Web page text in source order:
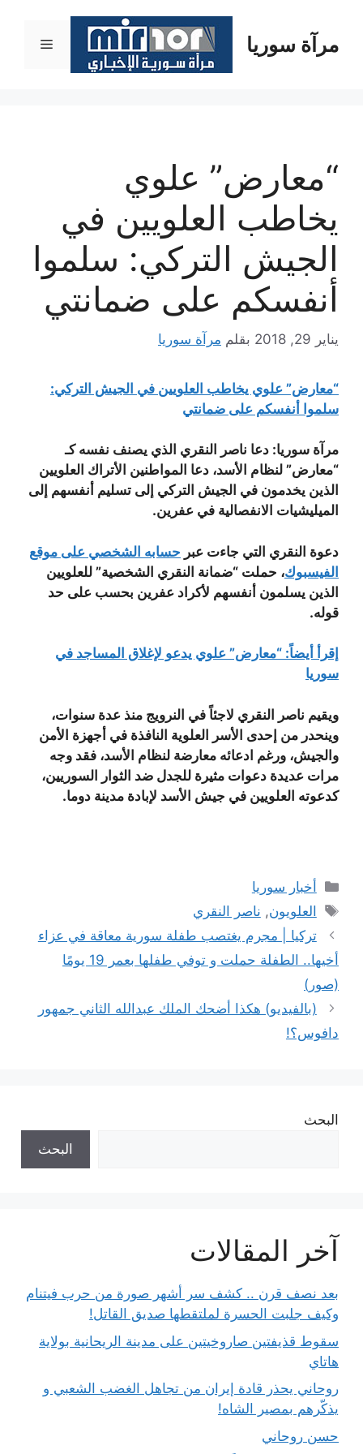
المحتوىمرآة سوريا القائمة
“معارض” علوي
يخاطب العلويين في
الجيش التركي: سلموا
أنفسكم على ضمانتي
يناير 29, 2018 بقلم مرآة سوريا
“معارض” علوي يخاطب العلويين في الجيش التركي:
سلموا أنفسكم على ضمانتي
مرآة سوريا: دعا ناصر النقري الذي يصنف نفسه كـ
“معارض” لنظام الأسد، دعا المواطنين الأتراك العلويين
الذين يخدمون في الجيش التركي إلى تسليم أنفسهم إلى
الميليشيات الانفصالية في عفرين.
دعوة النقري التي جاءت عبر حسابه الشخصي على موقع
الفيسبوك، حملت “ضمانة النقري الشخصية” للعلويين
الذين يسلمون أنفسهم لأكراد عفرين بحسب على حد
قوله.
إقرأ أيضاً: “معارض” علوي يدعو لإغلاق المساجد في
سوريا
ويقيم ناصر النقري لاجئاً في النرويج منذ عدة سنوات،
وينحدر من إحدى الأسر العلوية النافذة في أجهزة الأمن
والجيش، ورغم ادعائه معارضة لنظام الأسد، فقد وجه
مرات عديدة دعوات مثيرة للجدل ضد الثوار السوريين،
كدعوته العلويين في جيش الأسد لإبادة مدينة دوما.
التصنيفات
أخبار سوريا
الوسوم
العلويون, ناصر النقري
تركيا | مجرم يغتصب طفلة سورية معاقة في عزاء
أخيها.. الطفلة حملت و توفي طفلها بعمر 19 يومًا
(صور)
(بالفيديو) هكذا أضحك الملك عبدالله الثاني جمهور
دافوس؟!
البحث
البحث
آخر المقالات
بعد نصف قرن .. كشف سر أشهر صورة من حرب فيتنام
وكيف جلبت الحسرة لملتقطها صديق القاتل!
سقوط قذيفتين صاروخيتين على مدينة الريحانية بولاية
هاتاي
روحاني يحذر قادة إيران من تجاهل الغضب الشعبي و
يذكّرهم بمصير الشاه!
حسن روحاني